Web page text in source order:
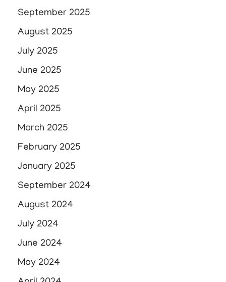
September 2025
August 2025
July 2025
June 2025
May 2025
April 2025
March 2025
February 2025
January 2025
September 2024
August 2024
July 2024
June 2024
May 2024